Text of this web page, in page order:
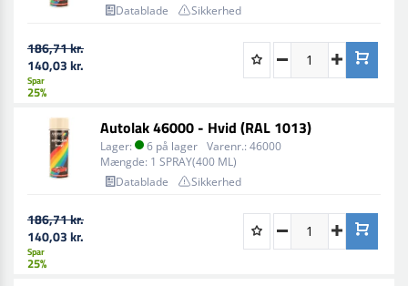
Datablade Sikkerhed
186,71 kr.
140,03 kr.
Spar
25%
Autolak 46000 - Hvid (RAL 1013)
Lager: 6 på lager Varenr.: 46000
Mængde: 1 SPRAY(400 ML)
Datablade
Sikkerhed
186,71 kr.
140,03 kr.
Spar
25%